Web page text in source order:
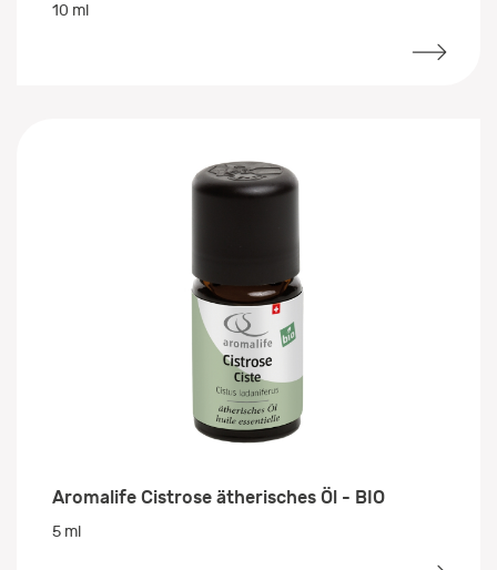
10 ml
Aromalife Cistrose ätherisches Öl - BIO
5 ml